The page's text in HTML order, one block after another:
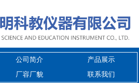
公司简介
产品展示
厂容厂貌 联系我们